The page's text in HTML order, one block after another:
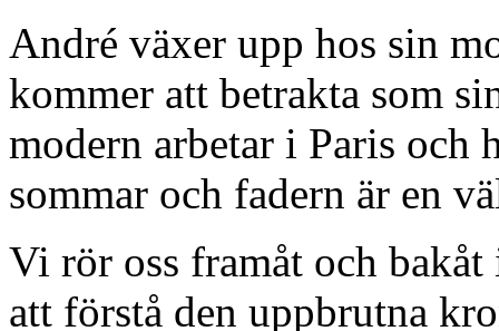
André växer upp hos sin
kommer att betrakta som
modern arbetar i Paris och
sommar och fadern är en
Vi rör oss framåt och
att förstå den uppbrutna